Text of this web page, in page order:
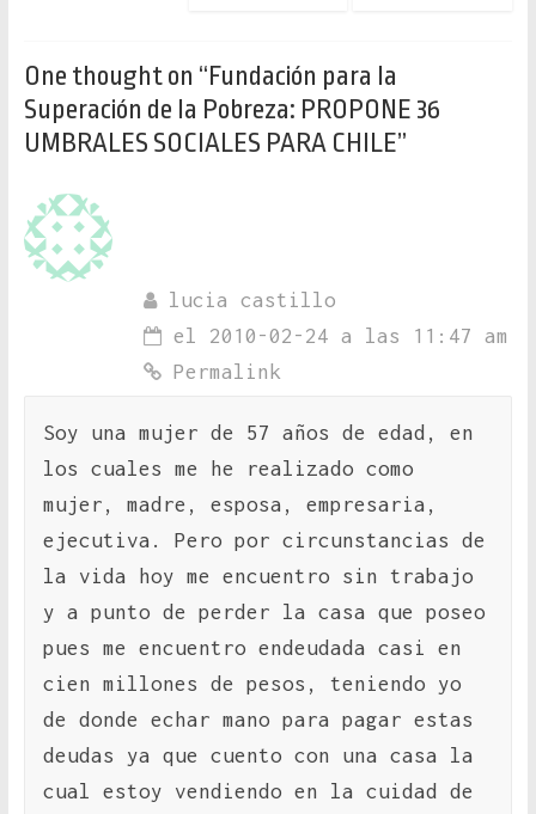
One thought on “Fundación para la
Superación de la Pobreza: PROPONE 36
UMBRALES SOCIALES PARA CHILE”
lucia castillo
el 2010-02-24 a las 11:47 am
Permalink
Soy una mujer de 57 años de edad, en
los cuales me he realizado como
mujer, madre, esposa, empresaria,
ejecutiva. Pero por circunstancias de
la vida hoy me encuentro sin trabajo
y a punto de perder la casa que poseo
pues me encuentro endeudada casi en
cien millones de pesos, teniendo yo
de donde echar mano para pagar estas
deudas ya que cuento con una casa la
cual estoy vendiendo en la cuidad de